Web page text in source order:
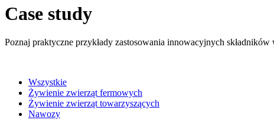
Case study
Poznaj praktyczne przykłady zastosowania innowacyjnych
Wszystkie
Żywienie zwierząt fermowych
Żywienie zwierząt towarzyszących
Nawozy